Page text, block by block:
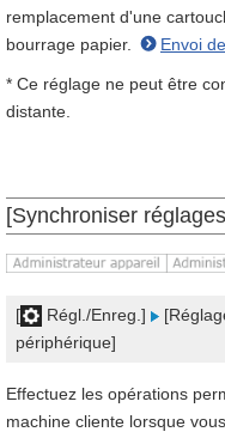
remplacement d'une
bourrage papier.
Envoi
* Ce réglage ne peut être
distante.
[Synchroniser
[ Régl./Enreg.]
périphérique]
Effectuez les opérations
machine cliente lorsque